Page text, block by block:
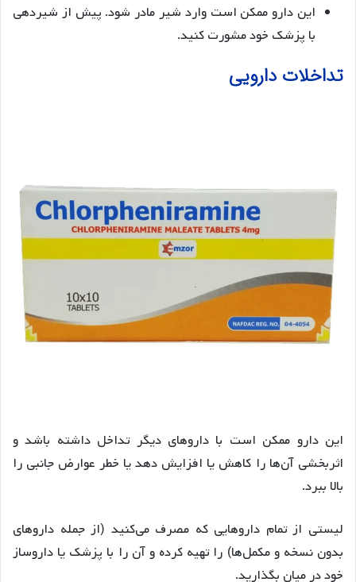
این دارو ممکن است وارد شیر مادر شود. پیش از شیردهی
با پزشک خود مشورت کنید.
تداخلات دارویی
این دارو ممکن است با داروهای دیگر تداخل داشته باشد و
اثربخشی آن‌ها را کاهش یا افزایش دهد یا خطر عوارض جانبی را
بالا ببرد.
لیستی از تمام داروهایی که مصرف می‌کنید (از جمله داروهای
بدون نسخه و مکمل‌ها) را تهیه کرده و آن را با پزشک یا داروساز
خود در میان بگذارید.